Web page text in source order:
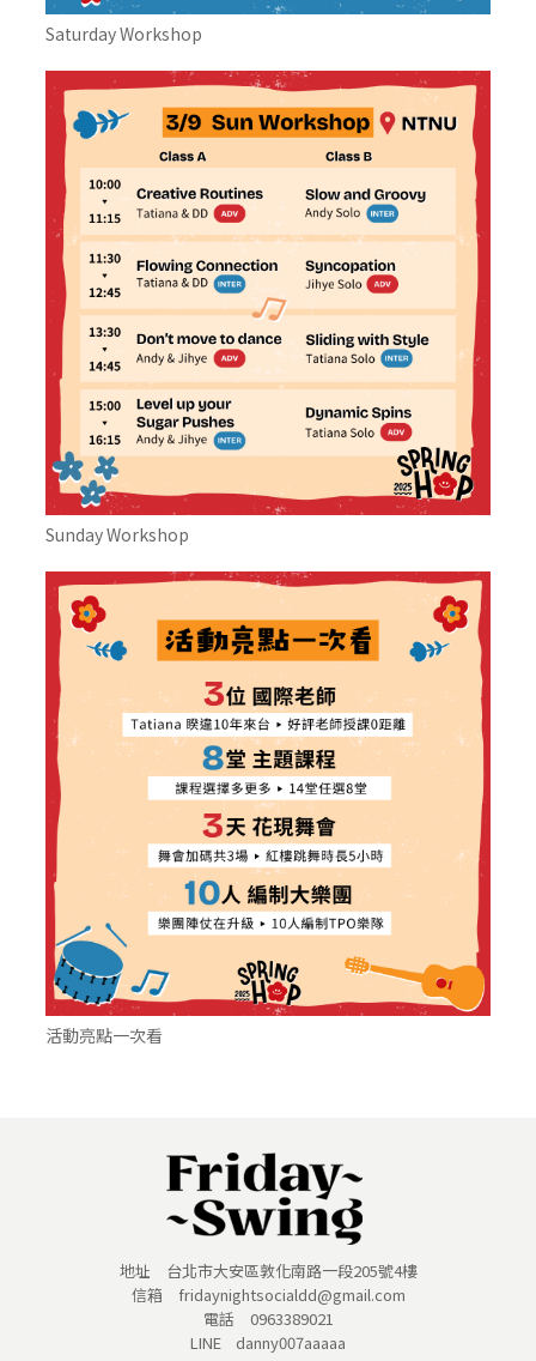
Saturday Workshop
Sunday Workshop
活動亮點一次看
地址 台北市大安區敦化南路一段205號4樓
信箱 fridaynightsocialdd@gmail.com
電話 0963389021
LINE danny007aaaaa